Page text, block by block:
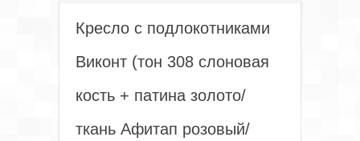
Афитап розовый/компаньон)
Кресло с подлокотниками
Виконт (тон 308 слоновая
кость + патина золото/
ткань Афитап розовый/